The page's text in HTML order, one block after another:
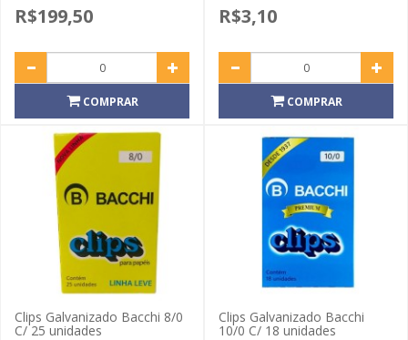
R$199,50
COMPRAR
R$3,10
COMPRAR
Clips Galvanizado Bacchi 8/0
C/ 25 unidades
Clips Galvanizado Bacchi
10/0 C/ 18 unidades